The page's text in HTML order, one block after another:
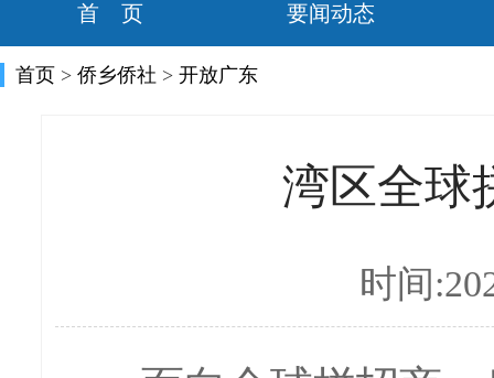
首 页 要闻动态
首页 > 侨乡侨社 > 开放广东
湾区全球
时间